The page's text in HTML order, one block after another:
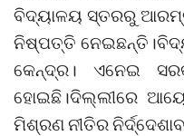
ବିଦ୍ୟାଳୟ ସ୍ତରରୁ
ନିଷ୍ପତ୍ତି
କେନ୍ଦ୍ର। ଏନେଇ
ହୋଇଛି।ଦିଲ୍ଲୀରେ
ମିଶ୍ରଣ ନୀତିର